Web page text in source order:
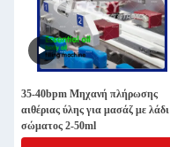
35-40bpm Μηχανή πλήρωσης
αιθέριας ύλης για μασάζ με λάδι
σώματος 2-50ml